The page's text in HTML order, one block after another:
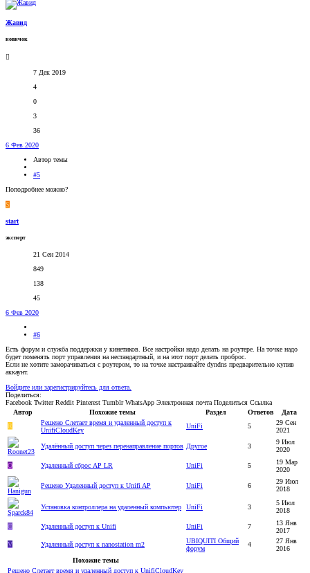
Жавид
новичок
7 Дек 2019
4
0
3
36
6 Фев 2020
Автор темы
#5
Поподробнее можно?
S
start
эксперт
21 Сен 2014
849
138
45
6 Фев 2020
#6
Есть форум и служба поддержки у кинетиков. Все настройки надо делать на роутере. На точке надо
будет поменять порт управления на нестандартный, и на этот порт делать проброс.
Если не хотите заморачиваться с роутером, то на точке настраивайте dyndns предварительно купив
аккаунт.
Войдите или зарегистрируйтесь для ответа.
Поделиться:
Facebook Twitter Reddit Pinterest Tumblr WhatsApp Электронная почта Поделиться Ссылка
Автор
Похожие темы Раздел Ответов
Дата
R
Решено Слетает время и удаленный доступ к
UnifiCloudKey
UniFi 5
29 Сен
2021
Удалённый доступ через перенаправление портов Другое 3
9 Июл
2020
O Удаленный сброс AP LR UniFi 5
19 Мар
2020
Решено Удаленный доступ к Unifi AP UniFi 6
29 Июл
2018
Установка контроллера на удаленный компьютер UniFi 3
5 Июл
2018
C Удаленный доступ к Unifi UniFi 7
13 Янв
2017
V
Удаленный доступ к nanostation m2
UBIQUITI Общий
форум
4
27 Янв
2016
Похожие темы
Решено Слетает время и удаленный доступ к UnifiCloudKey